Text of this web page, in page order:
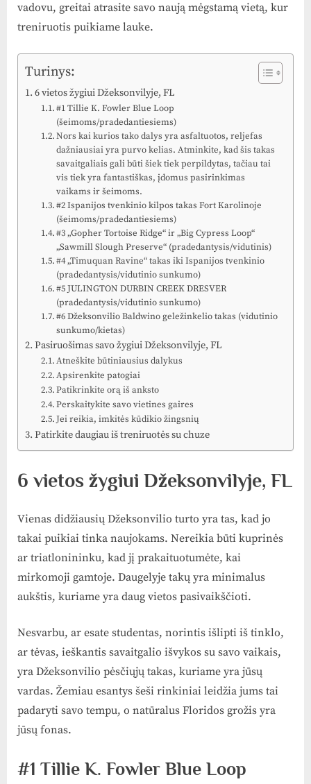
vadovu, greitai atrasite savo naują mėgstamą vietą, kur
treniruotis puikiame lauke.
Turinys:
6 vietos žygiui Džeksonvilyje, FL
#1 Tillie K. Fowler Blue Loop
(šeimoms/pradedantiesiems)
Nors kai kurios tako dalys yra asfaltuotos, reljefas
dažniausiai yra purvo kelias. Atminkite, kad šis takas
savaitgaliais gali būti šiek tiek perpildytas, tačiau tai
vis tiek yra fantastiškas, įdomus pasirinkimas
vaikams ir šeimoms.
#2 Ispanijos tvenkinio kilpos takas Fort Karolinoje
(šeimoms/pradedantiesiems)
#3 „Gopher Tortoise Ridge“ ir „Big Cypress Loop“
„Sawmill Slough Preserve“ (pradedantysis/vidutinis)
#4 „Timuquan Ravine“ takas iki Ispanijos tvenkinio
(pradedantysis/vidutinio sunkumo)
#5 JULINGTON DURBIN CREEK DRESVER
(pradedantysis/vidutinio sunkumo)
#6 Džeksonvilio Baldwino geležinkelio takas (vidutinio
sunkumo/kietas)
Pasiruošimas savo žygiui Džeksonvilyje, FL
Atneškite būtiniausius dalykus
Apsirenkite patogiai
Patikrinkite orą iš anksto
Perskaitykite savo vietines gaires
Jei reikia, imkitės kūdikio žingsnių
Patirkite daugiau iš treniruotės su chuze
6 vietos žygiui Džeksonvilyje, FL
Vienas didžiausių Džeksonvilio turto yra tas, kad jo
takai puikiai tinka naujokams. Nereikia būti kuprinės
ar triatlonininku, kad jį prakaituotumėte, kai
mirkomoji gamtoje. Daugelyje takų yra minimalus
aukštis, kuriame yra daug vietos pasivaikščioti.
Nesvarbu, ar esate studentas, norintis išlipti iš tinklo,
ar tėvas, ieškantis savaitgalio išvykos su savo vaikais,
yra Džeksonvilio pėsčiųjų takas, kuriame yra jūsų
vardas. Žemiau esantys šeši rinkiniai leidžia jums tai
padaryti savo tempu, o natūralus Floridos grožis yra
jūsų fonas.
#1 Tillie K. Fowler Blue Loop